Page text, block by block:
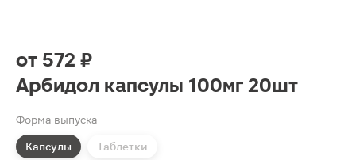
от 572 ₽
Арбидол капсулы 100мг 20шт
Форма выпуска
Капсулы Таблетки